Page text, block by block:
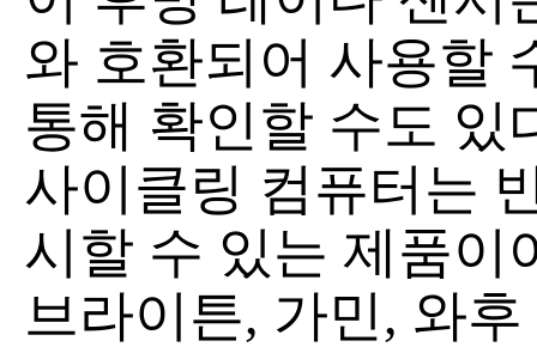
와 호환되어 사용할
통해 확인할 수도 있
사이클링 컴퓨터는
시할 수 있는 제품이
브라이튼, 가민, 와